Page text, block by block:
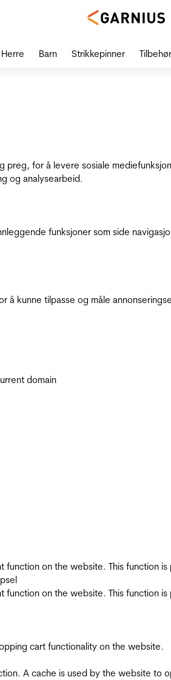
preg, for å levere sosiale
og analysearbeid.
funksjoner som side
å kunne tilpasse og måle
domain
on the website. This function
on the website. This function
cart functionality on the website.
A cache is used by the website
Herre Barn Strikkepinner Tilbehør